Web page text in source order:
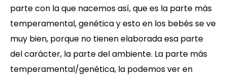
parte con la que nacemos así, que es la parte más
temperamental, genética y esto en los bebés se ve
muy bien, porque no tienen elaborada esa parte
del carácter, la parte del ambiente. La parte más
temperamental/genética, la podemos ver en